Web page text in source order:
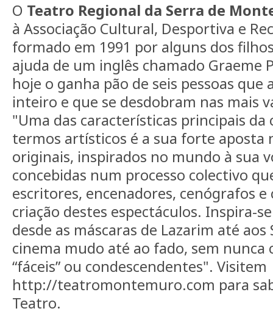
O Teatro Regional da Serra de
à Associação Cultural, Desportiva e
formado em 1991 por alguns dos
ajuda de um inglês chamado Graeme
hoje o ganha pão de seis pessoas
inteiro e que se desdobram nas mais
"Uma das características principais da
termos artísticos é a sua forte aposta
originais, inspirados no mundo à sua
concebidas num processo colectivo
escritores, encenadores, cenógrafos
criação destes espectáculos. Inspira-
desde as máscaras de Lazarim até
cinema mudo até ao fado, sem nunca
“fáceis” ou condescendentes". Visitem
http://teatromontemuro.com para
Teatro.